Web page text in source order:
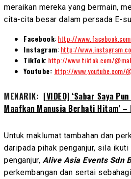
meraikan mereka yang bermain,
cita-cita besar dalam persada E-
Facebook: http://
Instagram: http://
TikTok: http://www.tiktok.com/
Youtube: http://www.youtube.com/
MENARIK: [VIDEO] ‘Sabar Saya
Maafkan Manusia Berhati Hitam’ –
Untuk maklumat tambahan dan
daripada pihak penganjur, sila
penganjur, Alive Asia Events Sdn
perkembangan dan sertai